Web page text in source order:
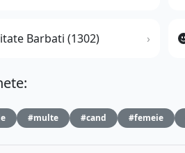
Barbati (1302)
#multe #cand #femeie